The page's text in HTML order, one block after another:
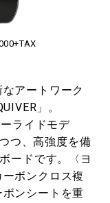
アートワーク
」。
ライドモデ
つ、高強度を備
ードです。〈ヨ
ボンクロス複
ンシートを重